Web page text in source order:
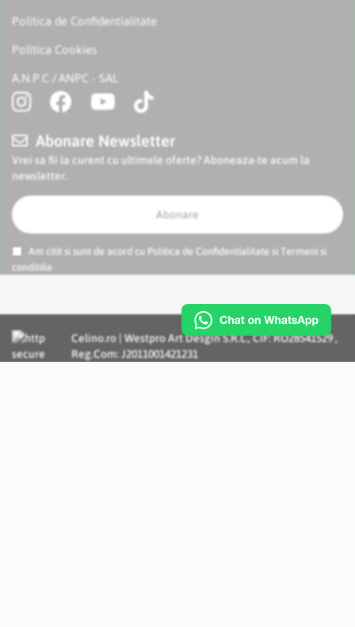
Politica de Confidentialitate
Politica Cookies
A.N.P.C / ANPC - SAL
Abonare Newsletter
Vrei sa fii la curent cu ultimele oferte? Aboneaza-te acum la
newsletter.
Abonare
Am citit si sunt de acord cu Politica de Confidentialitate si
Termeni si
conditiile
Celino.ro | Westpro Art Desgin S.R.L., CIF: RO28541529 ,
Reg.Com: J2011001421231